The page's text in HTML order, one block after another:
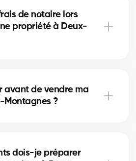
stratégies de mise en marché
de vente.
de notaire lors
propriété à Deux-
peuvent vous aider à
avant de vendre ma
Montagnes ?
la valeur perçue. Nos
dois-je préparer